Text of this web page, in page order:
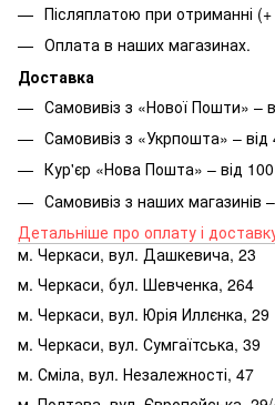
Післяплатою при отриманні
Оплата в наших магазинах.
Доставка
Самовивіз з «Нової Пошти» –
Самовивіз з «Укрпошта» – від
Кур'єр «Нова Пошта» – від
Самовивіз з наших магазинів
Детальніше про оплату і
м. Черкаси, вул. Дашкевича, 23
м. Черкаси, бул. Шевченка, 264
м. Черкаси, вул. Юрія Иллєнка, 29
м. Черкаси, вул. Сумгаїтська, 39
м. Сміла, вул. Незалежності, 47